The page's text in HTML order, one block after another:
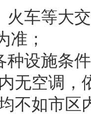
火车等大
准；
种设施条
无空调，
不如市区